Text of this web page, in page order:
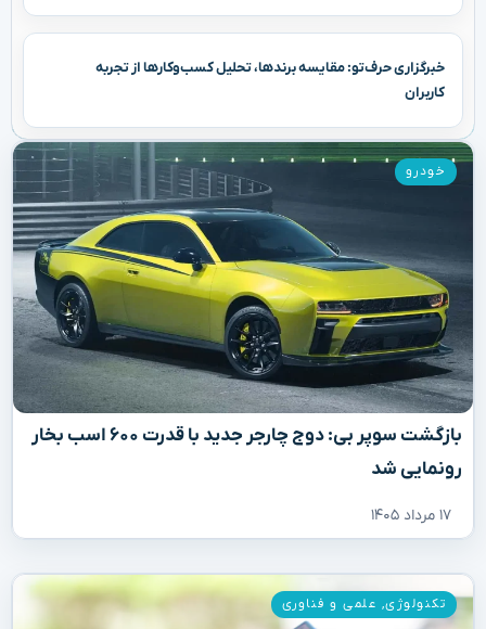
خبرگزاری حرف‌تو: مقایسه برندها، تحلیل کسب‌وکارها از تجربه
کاربران
بازگشت سوپر بی: دوج چارجر جدید با قدرت ۶۰۰ اسب بخار
رونمایی شد
۱۷ مرداد ۱۴۰۵
خودرو
تکنولوژی, علمی و فناوری